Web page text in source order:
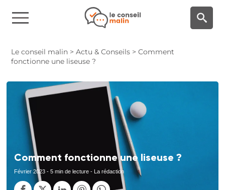
Le conseil malin >Actu & Conseils >Comment
fonctionne une liseuse ?
Comment fonctionne une liseuse ?
Février 2023 - 5 min de lecture - La rédaction